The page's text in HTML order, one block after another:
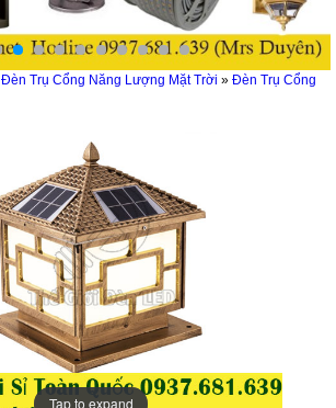
Đèn Trụ Cổng Năng Lượng Mặt Trời » Đèn Trụ Cổng
Tap to expand
Tap to expand